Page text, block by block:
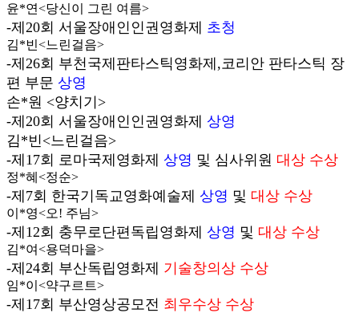
윤*연<당신이 그린 여름>
-제20회 서울장애인인권영화제 초청
김*빈<느린걸음>
-제26회 부천국제판타스틱영화제,코리안 판타스틱 장
편 부문 상영
손*원 <양치기>
-제20회 서울장애인인권영화제 상영
김*빈<느린걸음>
-제17회 로마국제영화제 상영 및 심사위원 대상 수상
정*혜<정순>
-제7회 한국기독교영화예술제 상영 및 대상 수상
이*영<오! 주님>
-제12회 충무로단편독립영화제 상영 및 대상 수상
김*여<용덕마을>
-제24회 부산독립영화제 기술창의상 수상
임*이<약구르트>
-제17회 부산영상공모전 최우수상 수상